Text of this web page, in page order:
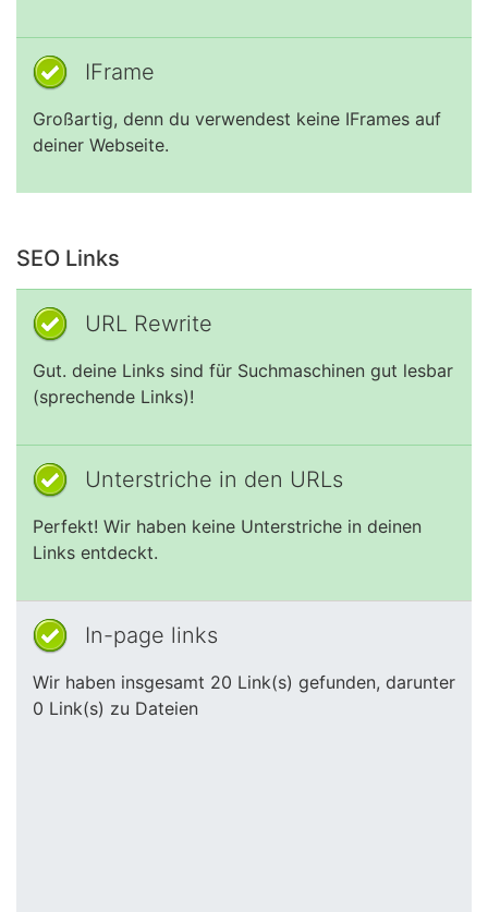
IFrame
Großartig, denn du verwendest keine IFrames auf
deiner Webseite.
SEO Links
URL Rewrite
Gut. deine Links sind für Suchmaschinen gut lesbar
(sprechende Links)!
Unterstriche in den URLs
Perfekt! Wir haben keine Unterstriche in deinen
Links entdeckt.
In-page links
Wir haben insgesamt 20 Link(s) gefunden, darunter
0 Link(s) zu Dateien